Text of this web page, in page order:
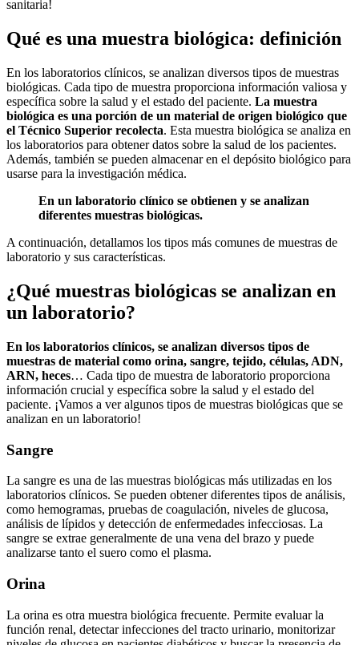
sanitaria!
Qué es una muestra biológica: definición
En los laboratorios clínicos, se analizan diversos tipos de muestras
biológicas. Cada tipo de muestra proporciona información valiosa y
específica sobre la salud y el estado del paciente. La muestra
biológica es una porción de un material de origen biológico que
el Técnico Superior recolecta. Esta muestra biológica se analiza en
los laboratorios para obtener datos sobre la salud de los pacientes.
Además, también se pueden almacenar en el depósito biológico para
usarse para la investigación médica.
En un laboratorio clínico se obtienen y se analizan
diferentes muestras biológicas.
A continuación, detallamos los tipos más comunes de muestras de
laboratorio y sus características.
¿Qué muestras biológicas se analizan en
un laboratorio?
En los laboratorios clínicos, se analizan diversos tipos de
muestras de material como orina, sangre, tejido, células, ADN,
ARN, heces… Cada tipo de muestra de laboratorio proporciona
información crucial y específica sobre la salud y el estado del
paciente. ¡Vamos a ver algunos tipos de muestras biológicas que se
analizan en un laboratorio!
Sangre
La sangre es una de las muestras biológicas más utilizadas en los
laboratorios clínicos. Se pueden obtener diferentes tipos de análisis,
como hemogramas, pruebas de coagulación, niveles de glucosa,
análisis de lípidos y detección de enfermedades infecciosas. La
sangre se extrae generalmente de una vena del brazo y puede
analizarse tanto el suero como el plasma.
Orina
La orina es otra muestra biológica frecuente. Permite evaluar la
función renal, detectar infecciones del tracto urinario, monitorizar